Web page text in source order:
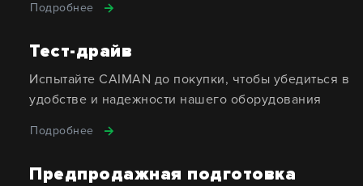
Подробнее
Тест-драйв
Испытайте CAIMAN до покупки, чтобы убедиться в
удобстве и надежности нашего оборудования
Подробнее
Предпродажная подготовка